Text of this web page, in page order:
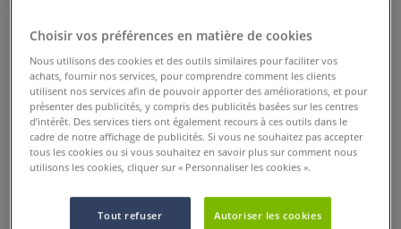
Lot de 30 pinceaux soies de porc
0 Commentaires
Choisir vos préférences en matière de cookies
Nous utilisons des cookies et des outils similaires pour faciliter vos
achats, fournir nos services, pour comprendre comment les clients
utilisent nos services afin de pouvoir apporter des améliorations, et pour
présenter des publicités, y compris des publicités basées sur les centres
d’intérêt. Des services tiers ont également recours à ces outils dans le
cadre de notre affichage de publicités. Si vous ne souhaitez pas accepter
tous les cookies ou si vous souhaitez en savoir plus sur comment nous
utilisons les cookies, cliquer sur « Personnaliser les cookies ».
Tout refuser Autoriser les cookies